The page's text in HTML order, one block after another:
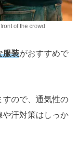
of the crowd
服装がおすすめで
すので、通気性の
や汗対策はしっか